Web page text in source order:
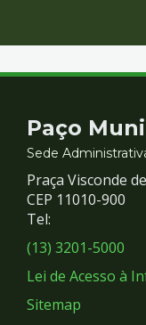
e
Redes
Sociais
Paço
Sede
Praça Visconde
CEP 11010-900
Tel:
(13) 3201-5000
Lei de Acesso à
Sitemap